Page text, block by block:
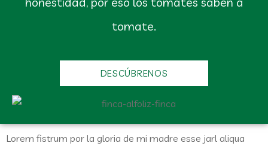
tomate.
DESCÚBRENOS
Lorem fistrum por la gloria de mi madre esse jarl aliqua